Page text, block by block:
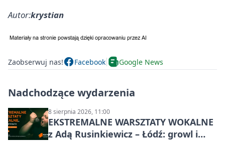
Autor:krystian
Zaobserwuj nas! Facebook Google News
Nadchodzące wydarzenia
8 sierpnia 2026, 11:00
EKSTREMALNE WARSZTATY WOKALNE
z Adą Rusinkiewicz – Łódź: growl i